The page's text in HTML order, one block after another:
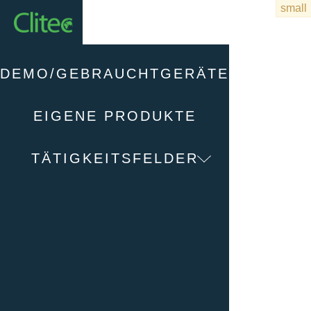
Startseite
DEMO/GEBRAUCHTGERÄTE
EIGENE PRODUKTE
TÄTIGKEITSFELDER